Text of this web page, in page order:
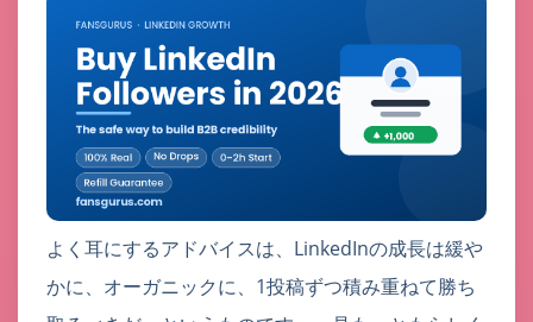
よく耳にするアドバイスは、LinkedInの成長は緩や
かに、オーガニックに、1投稿ずつ積み重ねて勝ち